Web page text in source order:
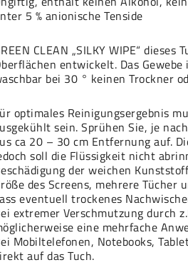
5 % anionische Tenside
CLEAN „SILKY WIPE“
entwickelt. Das
bei 30 ° keinen Trockner
optimales Reinigungsergebnis
sein. Sprühen Sie, je
ca 20 – 30 cm Entfernung auf.
soll die Flüssigkeit nicht
der weichen
des Screens, mehrere Tücher
eventuell trockenes
extremer Verschmutzung durch
eine mehrfache
Mobiltelefonen, Notebooks,
auf das Tuch.